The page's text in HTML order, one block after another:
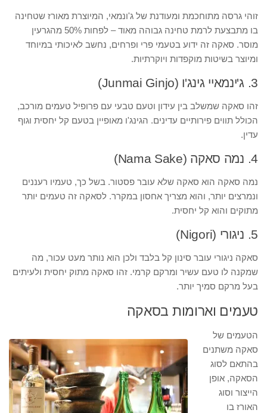
זוהי גרסה מתוחכמת ומעודנת של ג'ונמאי, המיוצרת מאורז שטחינה
בו מתבצעת לרמת טחינה גבוהה מאוד – לפחות 50% מהגרעין
מוסר. סאקה זה ידוע בטעמי פרי ופרחים, נחשב לאיכותי במיוחד
ומיוצר בשיטות מוקפדות ויוקרתיות.
3. ג'ינמאיי גינג'ו (Junmai Ginjo)
זהו סאקה שמשלב בין עידון וטעם טבעי עם פרופיל טעמים מורכב,
הכולל תווים פירותיים עדינים. הגינג'ו מאופיין בטעם קל יחסית וגוף
עדין.
4. נמה סאקה (Nama Sake)
נמה סאקה הוא סאקה שלא עובר פסטור. בשל כך, טעמיו רעננים
ונמרצים יותר, והוא מצריך אחסון במקרר. לסאקה זה טעמים יותר
מתוקים והוא קל יחסית.
5. ניגורי (Nigori)
סאקה ניגורי עובר סינון קל בלבד ולכן הוא נותר מעט עכור, מה
שמקנה לו טעם עשיר ומרקם קרמי. זהו סאקה מתוק יחסית ולעיתים
בעל מרקם סמיך יותר.
טעמים וארומות בסאקה
הטעמים של
סאקה משתנים
בהתאם לסוג
הסאקה, אופן
הייצור וסוג
האורז בו